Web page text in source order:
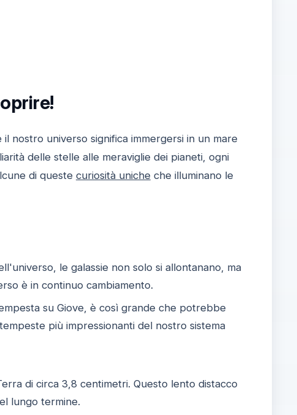
nostro universo significa immergersi in un mare
delle stelle alle meraviglie dei pianeti, ogni
di queste curiosità unicheche illuminano le
le galassie non solo si allontanano, ma
è in continuo cambiamento.
su Giove, è così grande che potrebbe
più impressionanti del nostro sistema
di circa 3,8 centimetri. Questo lento distacco
lungo termine.